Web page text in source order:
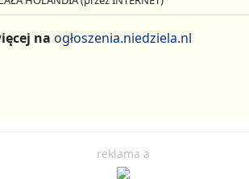
naogłoszenia.niedziela.nl
reklama a